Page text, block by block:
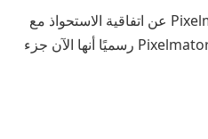
في نوفمبر ، أعلن فريق Pixelmator عن اتفاقية الاستحواذ مع
Apple. بعد ثلاثة أشهر ، أكدت Pixelmator رسميًا أنها الآن جزء